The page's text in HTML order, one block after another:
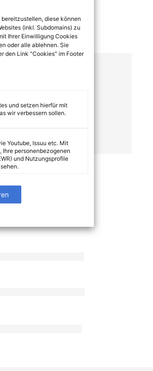
diese können
(inkl. Subdomains) zu
Ihrer Einwilligung Cookies
oder alle ablehnen. Sie
den Link "Cookies" im Footer
und setzen hierfür mit
wir verbessern sollen.
Youtube, Issuu etc. Mit
Ihre personenbezogenen
und Nutzungsprofile